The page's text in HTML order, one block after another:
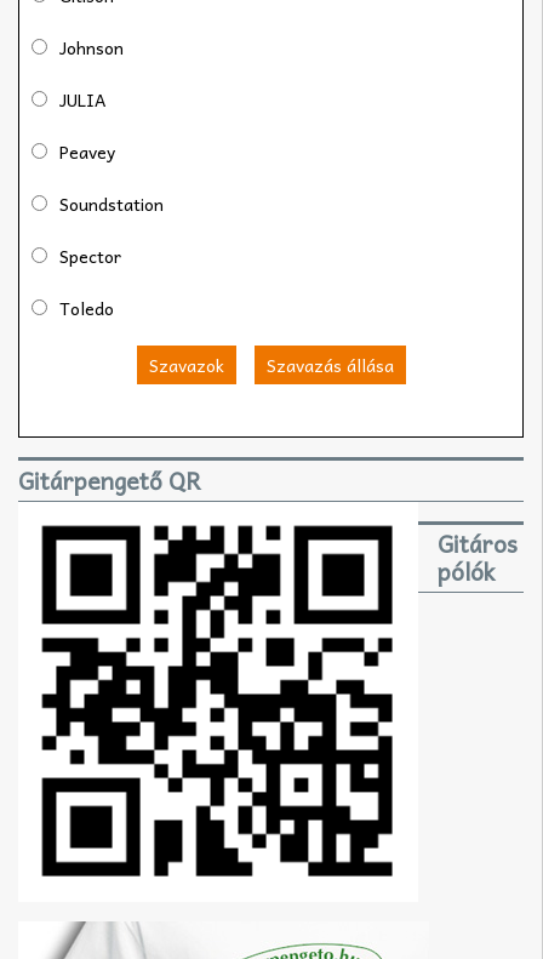
Johnson
JULIA
Peavey
Soundstation
Spector
Toledo
Szavazok Szavazás állása
Gitárpengető QR
Gitáros
pólók